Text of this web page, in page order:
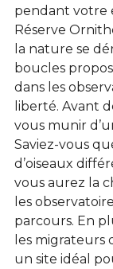
pendant votre
Réserve
la nature se
boucles
dans les
liberté. Avant
vous munir
Saviez-vous
d’oiseaux
vous aurez la
les
parcours. En
les migrateurs
un site idéal